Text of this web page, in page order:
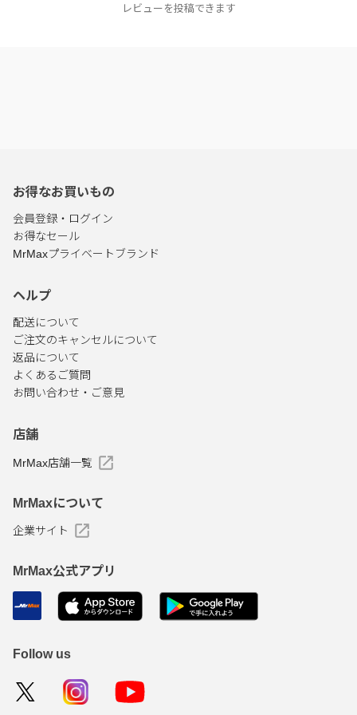
レビューを投稿できます
お得なお買いもの
会員登録・ログイン
お得なセール
MrMaxプライベートブランド
ヘルプ
配送について
ご注文のキャンセルについて
返品について
よくあるご質問
お問い合わせ・ご意見
店舗
MrMax店舗一覧
MrMaxについて
企業サイト
MrMax公式アプリ
Follow us